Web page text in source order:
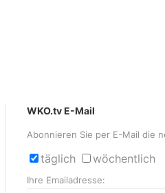
WKO.tv E-Mail
Abonnieren Sie per E-Mail die
täglich wöchentlich
Ihre Emailadresse: